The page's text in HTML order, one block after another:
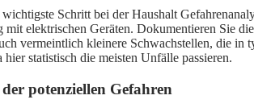
Schritt bei der Haushalt
elektrischen Geräten. Dokumentieren Sie
vermeintlich kleinere Schwachstellen, die
statistisch die meisten Unfälle passieren.
potenziellen Gefahren